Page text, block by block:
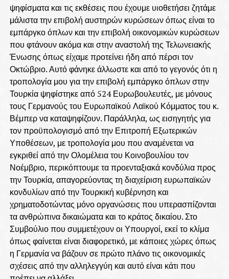
ψηφίσματα και τις εκθέσεις που έχουμε υιοθετήσει ζητάμε
μάλιστα την επιβολή αυστηρών κυρώσεων όπως είναι το
εμπάργκο όπλων και την επιβολή οικονομικών κυρώσεων
που φτάνουν ακόμα και στην αναστολή της Τελωνειακής
Ένωσης όπως είχαμε προτείνει ήδη από πέρσι τον
Οκτώβριο. Αυτό φάνηκε άλλωστε και από το γεγονός ότι η
τροπολογία μου για την επιβολή εμπάργκο όπλων στην
Τουρκία ψηφίστηκε από 524 Ευρωβουλευτές, με μόνους
τους Γερμανούς του Ευρωπαϊκού Λαϊκού Κόμματος του κ.
Βέμπερ να καταψηφίζουν. Παράλληλα, ως εισηγητής για
τον προϋπολογισμό από την Επιτροπή Εξωτερικών
Υποθέσεων, με τροπολογία μου που αναμένεται να
εγκριθεί από την Ολομέλεια του Κοινοβουλίου τον
Νοέμβριο, περικόπτουμε τα προενταξιακά κονδύλια προς
την Τουρκία, απαγορεύοντας τη διαχείριση ευρωπαϊκών
κονδυλίων από την Τουρκική κυβέρνηση και
χρηματοδοτώντας μόνο οργανώσεις που υπερασπίζονται
τα ανθρώπινα δικαιώματα και το κράτος δικαίου. Στο
Συμβούλιο που συμμετέχουν οι Υπουργοί, εκεί το κλίμα
όπως φαίνεται είναι διαφορετικό, με κάποιες χώρες όπως
η Γερμανία να βάζουν σε πρώτο πλάνο τις οικονομικές
σχέσεις από την αλληλεγγύη και αυτό είναι κάτι που